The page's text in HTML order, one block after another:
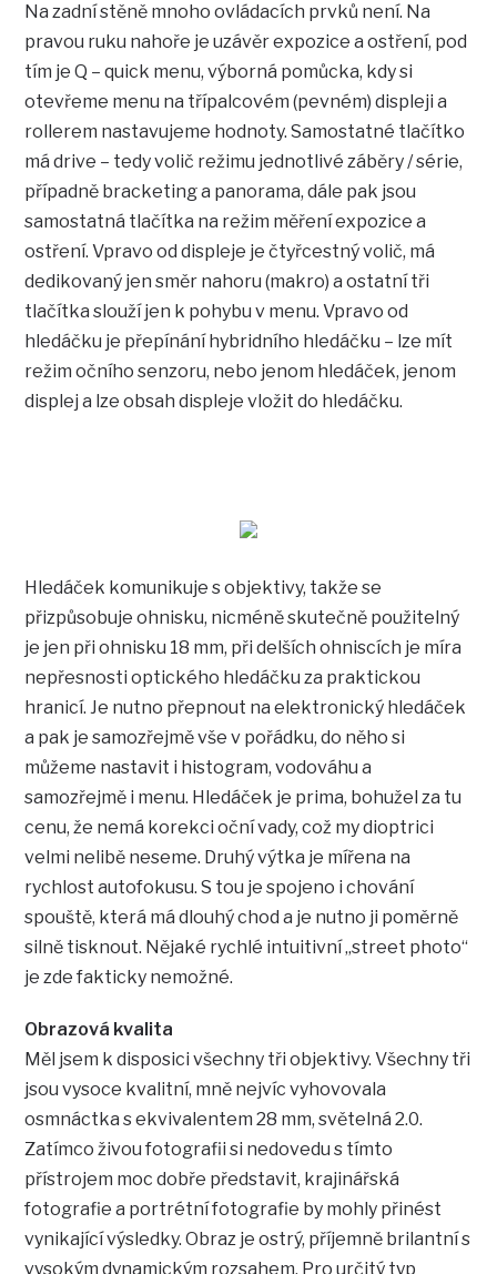
Na zadní stěně mnoho ovládacích prvků není. Na
pravou ruku nahoře je uzávěr expozice a ostření, pod
tím je Q – quick menu, výborná pomůcka, kdy si
otevřeme menu na třípalcovém (pevném) displeji a
rollerem nastavujeme hodnoty. Samostatné tlačítko
má drive – tedy volič režimu jednotlivé záběry / série,
případně bracketing a panorama, dále pak jsou
samostatná tlačítka na režim měření expozice a
ostření. Vpravo od displeje je čtyřcestný volič, má
dedikovaný jen směr nahoru (makro) a ostatní tři
tlačítka slouží jen k pohybu v menu. Vpravo od
hledáčku je přepínání hybridního hledáčku – lze mít
režim očního senzoru, nebo jenom hledáček, jenom
displej a lze obsah displeje vložit do hledáčku.
Hledáček komunikuje s objektivy, takže se
přizpůsobuje ohnisku, nicméně skutečně použitelný
je jen při ohnisku 18 mm, při delších ohniscích je míra
nepřesnosti optického hledáčku za praktickou
hranicí. Je nutno přepnout na elektronický hledáček
a pak je samozřejmě vše v pořádku, do něho si
můžeme nastavit i histogram, vodováhu a
samozřejmě i menu. Hledáček je prima, bohužel za tu
cenu, že nemá korekci oční vady, což my dioptrici
velmi nelibě neseme. Druhý výtka je mířena na
rychlost autofokusu. S tou je spojeno i chování
spouště, která má dlouhý chod a je nutno ji poměrně
silně tisknout. Nějaké rychlé intuitivní „street photo“
je zde fakticky nemožné.
Obrazová kvalita
Měl jsem k disposici všechny tři objektivy. Všechny tři
jsou vysoce kvalitní, mně nejvíc vyhovovala
osmnáctka s ekvivalentem 28 mm, světelná 2.0.
Zatímco živou fotografii si nedovedu s tímto
přístrojem moc dobře představit, krajinářská
fotografie a portrétní fotografie by mohly přinést
vynikající výsledky. Obraz je ostrý, příjemně brilantní s
vysokým dynamickým rozsahem. Pro určitý typ